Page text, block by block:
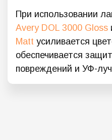
При использовании
Avery DOL 3000 Gloss
Matt усиливается
обеспечивается
повреждений и УФ-